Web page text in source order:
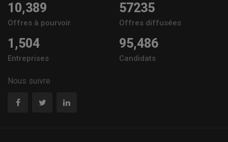
10,389
Offres à pourvoir
57235
Offres diffusées
1,504
Entreprises
95,486
Candidats
Nous suivre